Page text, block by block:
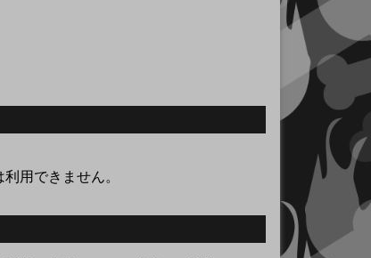
用できません。